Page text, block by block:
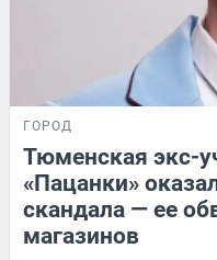
ГОРОД
Тюменская экс-
«Пацанки»
скандала — ее
магазинов